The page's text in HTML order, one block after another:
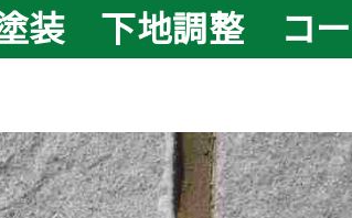
装 下地調整 コー